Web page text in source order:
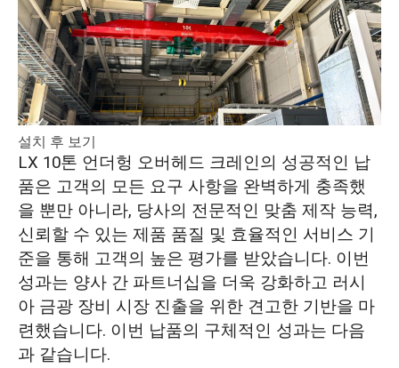
설치 후 보기
LX 10톤 언더헝 오버헤드 크레인의 성공적인 납
품은 고객의 모든 요구 사항을 완벽하게 충족했
을 뿐만 아니라, 당사의 전문적인 맞춤 제작 능력,
신뢰할 수 있는 제품 품질 및 효율적인 서비스 기
준을 통해 고객의 높은 평가를 받았습니다. 이번
성과는 양사 간 파트너십을 더욱 강화하고 러시
아 금광 장비 시장 진출을 위한 견고한 기반을 마
련했습니다. 이번 납품의 구체적인 성과는 다음
과 같습니다.